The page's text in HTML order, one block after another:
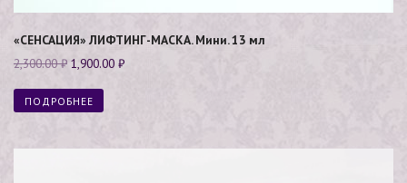
«СЕНСАЦИЯ» ЛИФТИНГ-МАСКА. Мини. 13 мл
2,300.00₽ 1,900.00 ₽
ПОДРОБНЕЕ